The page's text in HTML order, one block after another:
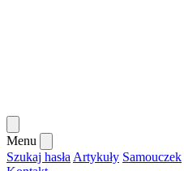
Menu
Szukaj hasła Artykuły Samouczek